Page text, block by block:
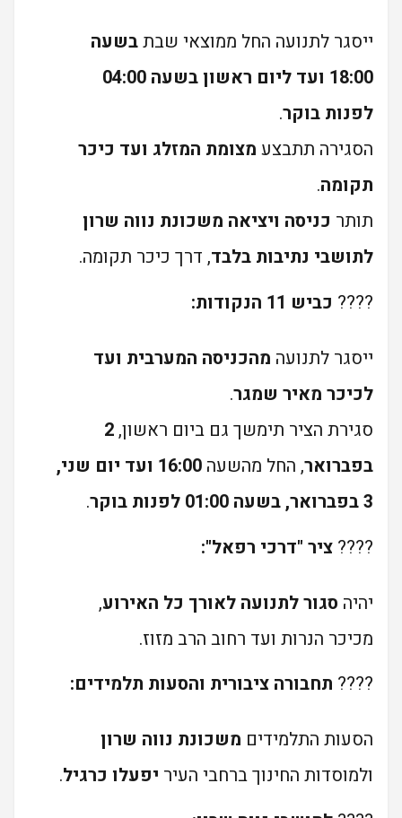
ייסגר לתנועה החל ממוצאי שבתבשעה
18:00 ועד ליום ראשון בשעה 04:00
לפנות בוקר.
הסגירה תתבצע מצומת המזלג ועד כיכר
תקומה.
תותר כניסה ויציאה משכונת נווה שרון
לתושבי נתיבות בלבד, דרך כיכר תקומה.
???? כביש 11 הנקודות:
ייסגר לתנועה מהכניסה המערבית ועד
לכיכר מאיר שמגר.
סגירת הציר תימשך גם ביום ראשון,2
בפברואר, החל מהשעה
16:00 ועד יום שני,
3 בפברואר, בשעה 01:00 לפנות בוקר
.
???? ציר "דרכי רפאל":
יהיה סגור לתנועה לאורך כל האירוע,
מכיכר הנרות ועד רחוב הרב מזוז.
???? תחבורה ציבורית והסעות תלמידים:
הסעות התלמידים משכונת נווה שרון
ולמוסדות החינוך ברחבי העיר יפעלו כרגיל.